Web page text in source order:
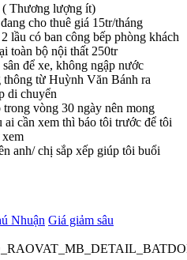
Thương lượng ít)
cho thuê giá 15tr/tháng
lầu có ban công bếp phòng khách
toàn bộ nội thất 250tr
để xe, không ngập nước
từ Huỳnh Văn Bánh ra
di chuyển
vòng 30 ngày nên mong
cần xem thì báo tôi trước để tôi
anh/ chị sắp xếp giúp tôi buổi
Nhuận Giá giảm sâu